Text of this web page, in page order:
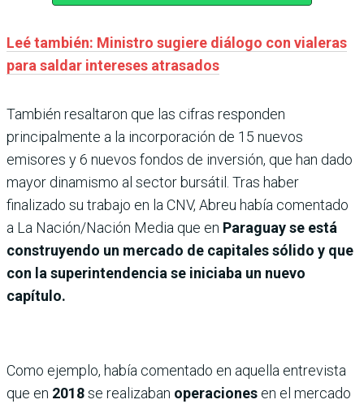
Leé también: Ministro sugiere diálogo con vialeras
para saldar intereses atrasados
También resaltaron que las cifras responden
principalmente a la incorporación de 15 nuevos
emisores y 6 nuevos fondos de inversión, que han dado
mayor dinamismo al sector bursátil. Tras haber
finalizado su trabajo en la CNV, Abreu había comentado
a La Nación/Nación Media que en Paraguay se está
construyendo un mercado de capitales sólido y que
con la superintendencia se iniciaba un nuevo
capítulo.
Como ejemplo, había comentado en aquella entrevista
que en 2018se realizaban operaciones en el mercado